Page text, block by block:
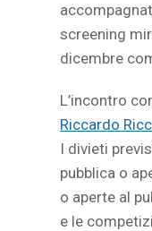
screening
dicembre
L’incontro
Riccardo
I divieti
pubblica o
o aperte al
e le